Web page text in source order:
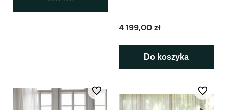
4 199,00 zł
Do koszyka
Do ulubionych Do